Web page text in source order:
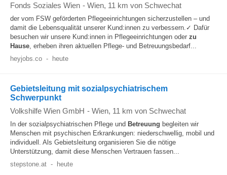
Fonds Soziales Wien - Wien, 11 km von Schwechat
der vom FSW geförderten Pflegeeinrichtungen sicherzustellen – und
damit die Lebensqualität unserer Kund:innen zu verbessern.✓ Dafür
besuchen wir unsere Kund:innen in Pflegeeinrichtungen oder zu
Hause, erheben ihren aktuellen Pflege- und Betreuungsbedarf...
heyjobs.co - heute
Gebietsleitung mit sozialpsychiatrischem
Schwerpunkt
Volkshilfe Wien GmbH - Wien, 11 km von Schwechat
In der sozialpsychiatrischen Pflege und Betreuung begleiten wir
Menschen mit psychischen Erkrankungen: niederschwellig, mobil und
individuell. Als Gebietsleitung organisieren Sie die nötige
Unterstützung, damit diese Menschen Vertrauen fassen...
stepstone.at - heute